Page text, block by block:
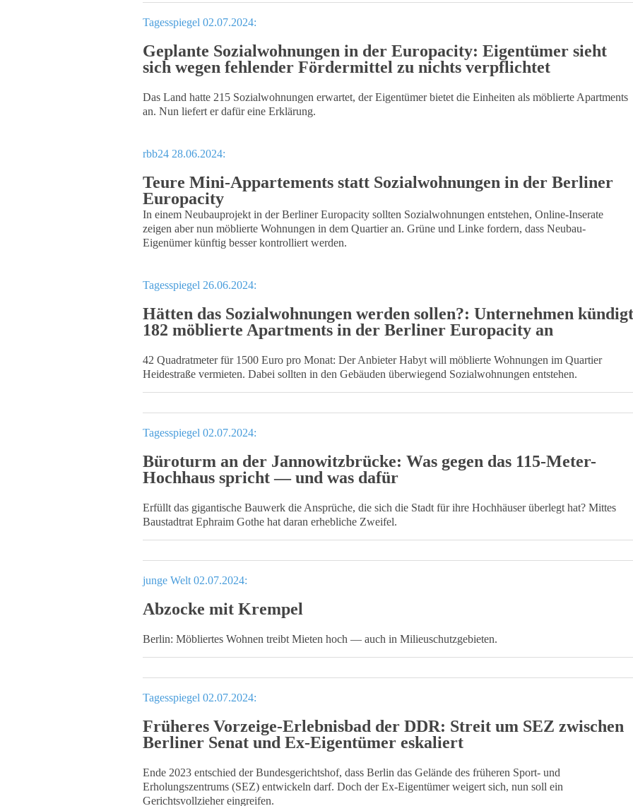
Tagesspiegel 02.07.2024:
Geplante Sozialwohnungen in der Europacity: Eigentümer sieht
sich wegen fehlender Fördermittel zu nichts verpflichtet
Das Land hatte 215 Sozialwohnungen erwartet, der Eigentümer bietet die Einheiten als möblierte Apartments
an. Nun liefert er dafür eine Erklärung.
rbb24 28.06.2024:
Teure Mini-Appartements statt Sozialwohnungen in der Berliner
Europacity
In einem Neubauprojekt in der Berliner Europacity sollten Sozialwohnungen entstehen, Online-Inserate
zeigen aber nun möblierte Wohnungen in dem Quartier an. Grüne und Linke fordern, dass Neubau-
Eigenümer künftig besser kontrolliert werden.
Tagesspiegel 26.06.2024:
Hätten das Sozialwohnungen werden sollen?: Unternehmen kündigt
182 möblierte Apartments in der Berliner Europacity an
42 Quadratmeter für 1500 Euro pro Monat: Der Anbieter Habyt will möblierte Wohnungen im Quartier
Heidestraße vermieten. Dabei sollten in den Gebäuden überwiegend Sozialwohnungen entstehen.
Tagesspiegel 02.07.2024:
Büroturm an der Jannowitzbrücke: Was gegen das 115-Meter-
Hochhaus spricht — und was dafür
Erfüllt das gigantische Bauwerk die Ansprüche, die sich die Stadt für ihre Hochhäuser überlegt hat? Mittes
Baustadtrat Ephraim Gothe hat daran erhebliche Zweifel.
junge Welt 02.07.2024:
Abzocke mit Krempel
Berlin: Möbliertes Wohnen treibt Mieten hoch — auch in Milieuschutzgebieten.
Tagesspiegel 02.07.2024:
Früheres Vorzeige-Erlebnisbad der DDR: Streit um SEZ zwischen
Berliner Senat und Ex-Eigentümer eskaliert
Ende 2023 entschied der Bundesgerichtshof, dass Berlin das Gelände des früheren Sport- und
Erholungszentrums (SEZ) entwickeln darf. Doch der Ex-Eigentümer weigert sich, nun soll ein
Gerichtsvollzieher eingreifen.